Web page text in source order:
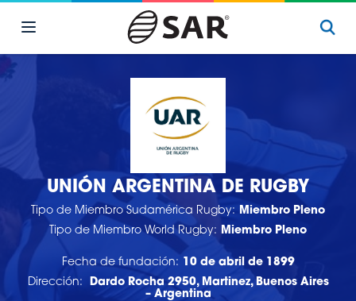
UNIÓN ARGENTINA DE RUGBY
Tipo de Miembro Sudamérica Rugby: Miembro Pleno
Tipo de Miembro World Rugby: Miembro Pleno
Fecha de fundación: 10 de abril de 1899
Dirección:
Dardo Rocha 2950, Martinez, Buenos Aires
– Argentina